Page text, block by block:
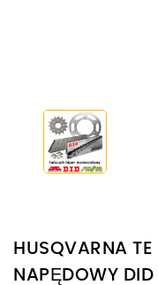
HUSQVARNA
NAPĘDOWY